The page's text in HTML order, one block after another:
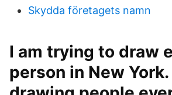
Skydda företagets namn
I am trying to draw
person in New